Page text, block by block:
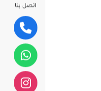
اتصل بنا